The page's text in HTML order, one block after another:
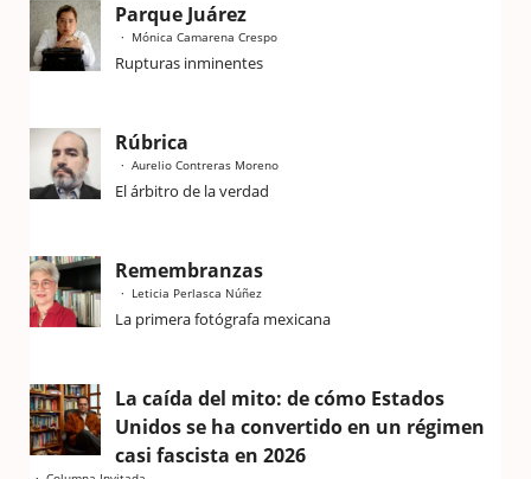
Parque Juárez
Mónica Camarena Crespo
Rupturas inminentes
Rúbrica
Aurelio Contreras Moreno
El árbitro de la verdad
Remembranzas
Leticia Perlasca Núñez
La primera fotógrafa mexicana
La caída del mito: de cómo Estados
Unidos se ha convertido en un régimen
casi fascista en 2026